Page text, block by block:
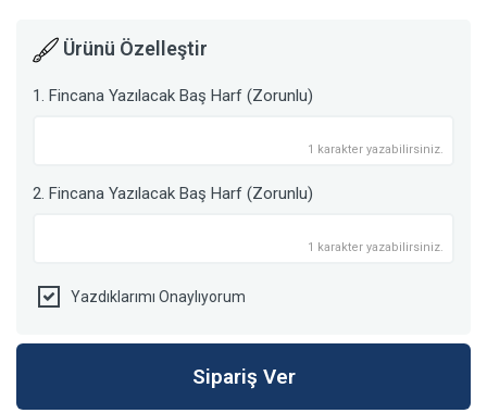
Ürünü Özelleştir
1. Fincana Yazılacak Baş Harf (Zorunlu)
1 karakter yazabilirsiniz.
2. Fincana Yazılacak Baş Harf (Zorunlu)
1 karakter yazabilirsiniz.
Yazdıklarımı Onaylıyorum